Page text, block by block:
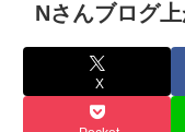
Nさんブログ
X